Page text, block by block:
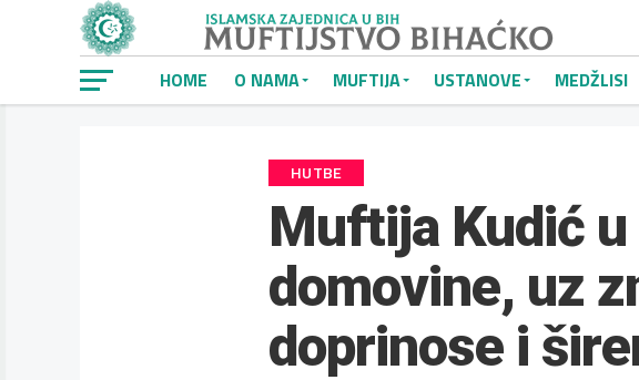
HOME O NAMA MUFTIJA USTANOVE MEDŽLISI
HUTBE
Muftija Kudić
domovine, uz
doprinose i